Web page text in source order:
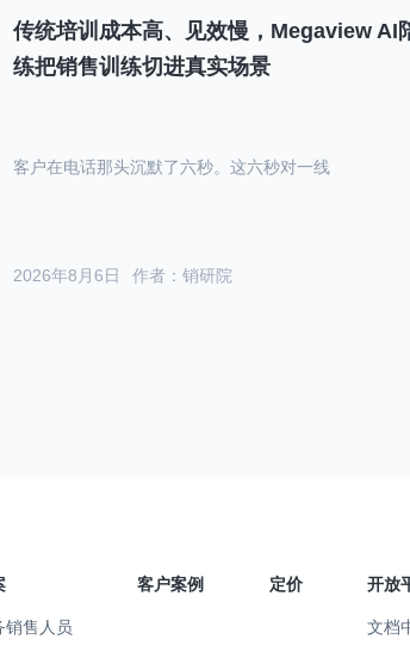
传统培训成本高、见效慢，Megaview AI
练把销售训练切进真实场景
作者：销研院
2026年8月6日
客户在电话那头沉默了六秒。这六秒对一线
销售人员
客户案例 定价 开放
文档